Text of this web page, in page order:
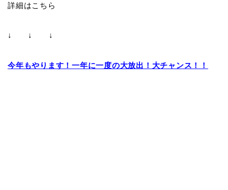
詳細はこちら
↓ ↓ ↓
今年もやります！一年に一度の大放出！大チャンス！！